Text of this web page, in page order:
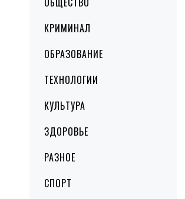
КРИМИНАЛ
ОБРАЗОВАНИЕ
ТЕХНОЛОГИИ
КУЛЬТУРА
ЗДОРОВЬЕ
РАЗНОЕ
СПОРТ